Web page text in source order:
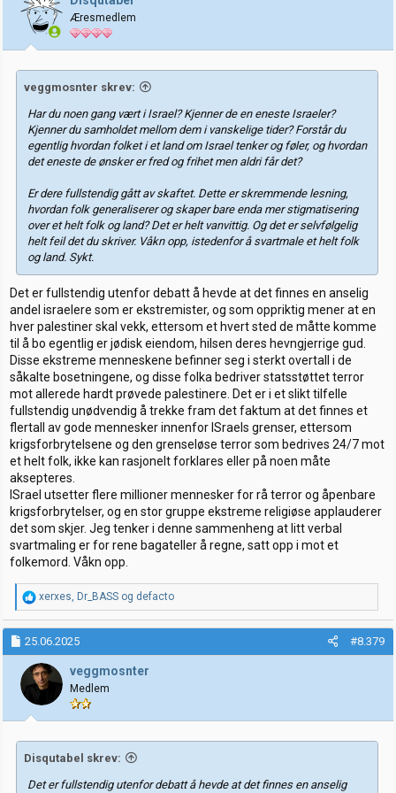
o
n
r
Æresmedlem
veggmosnter skrev:
Har du noen gang vært i Israel? Kjenner de en eneste Israeler?
Kjenner du samholdet mellom dem i vanskelige tider? Forstår du
egentlig hvordan folket i et land om Israel tenker og føler, og hvordan
det eneste de ønsker er fred og frihet men aldri får det?
Er dere fullstendig gått av skaftet. Dette er skremmende lesning,
hvordan folk generaliserer og skaper bare enda mer stigmatisering
over et helt folk og land? Det er helt vanvittig. Og det er selvfølgelig
helt feil det du skriver. Våkn opp, istedenfor å svartmale et helt folk
og land. Sykt.
Det er fullstendig utenfor debatt å hevde at det finnes en anselig
andel israelere som er ekstremister, og som oppriktig mener at en
hver palestiner skal vekk, ettersom et hvert sted de måtte komme
til å bo egentlig er jødisk eiendom, hilsen deres hevngjerrige gud.
Disse ekstreme menneskene befinner seg i sterkt overtall i de
såkalte bosetningene, og disse folka bedriver statsstøttet terror
mot allerede hardt prøvede palestinere. Det er i et slikt tilfelle
fullstendig unødvendig å trekke fram det faktum at det finnes et
flertall av gode mennesker innenfor ISraels grenser, ettersom
krigsforbrytelsene og den grenseløse terror som bedrives 24/7 mot
et helt folk, ikke kan rasjonelt forklares eller på noen måte
aksepteres.
ISrael utsetter flere millioner mennesker for rå terror og åpenbare
krigsforbrytelser, og en stor gruppe ekstreme religiøse applauderer
det som skjer. Jeg tenker i denne sammenheng at litt verbal
svartmaling er for rene bagateller å regne, satt opp i mot et
folkemord. Våkn opp.
R
e
a
k
j
o
n
e
r
xerxes Dr_BASS og defacto
25.06.2025 #8.379
veggmosnter
Medlem
Disqutabel skrev:
Det er fullstendig utenfor debatt å hevde at det finnes en anselig